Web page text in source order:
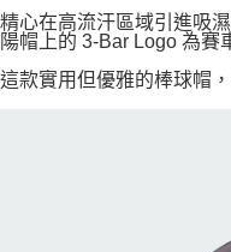
精心在高流汗區域引進吸
陽帽上的 3-Bar Logo 為賽
這款實用但優雅的棒球帽